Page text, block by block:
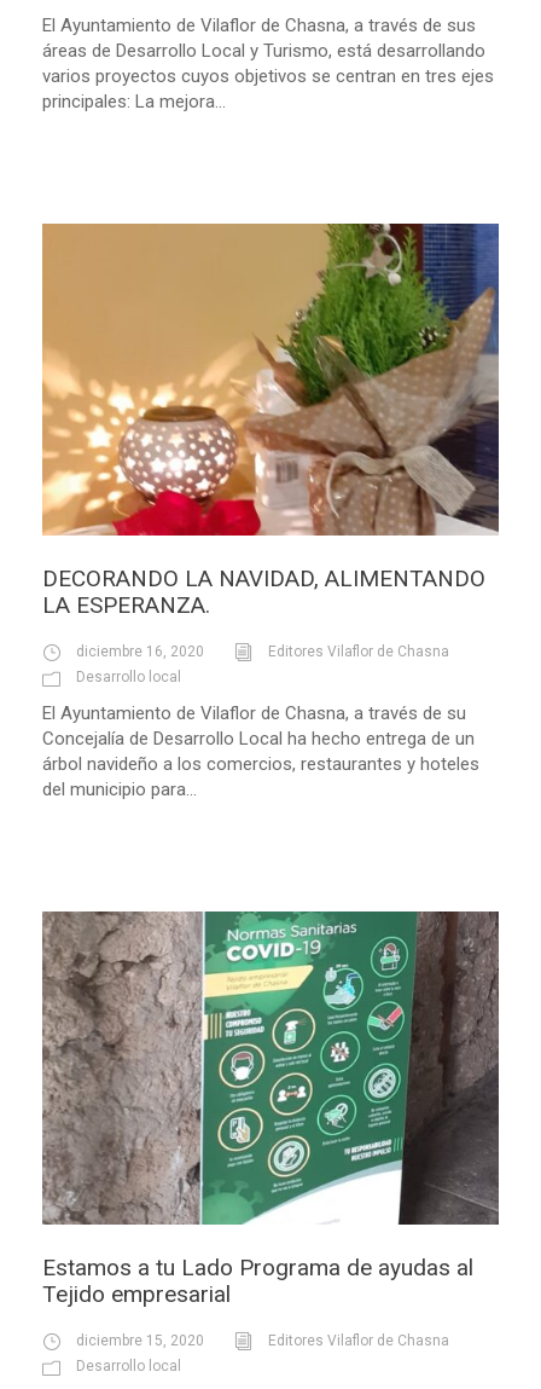
El Ayuntamiento de Vilaflor de Chasna, a través de sus
áreas de Desarrollo Local y Turismo, está desarrollando
varios proyectos cuyos objetivos se centran en tres ejes
principales: La mejora...
DECORANDO LA NAVIDAD, ALIMENTANDO
LA ESPERANZA.
diciembre 16, 2020
Editores Vilaflor de Chasna
Desarrollo local
El Ayuntamiento de Vilaflor de Chasna, a través de su
Concejalía de Desarrollo Local ha hecho entrega de un
árbol navideño a los comercios, restaurantes y hoteles
del municipio para...
Estamos a tu Lado Programa de ayudas al
Tejido empresarial
diciembre 15, 2020
Editores Vilaflor de Chasna
Desarrollo local